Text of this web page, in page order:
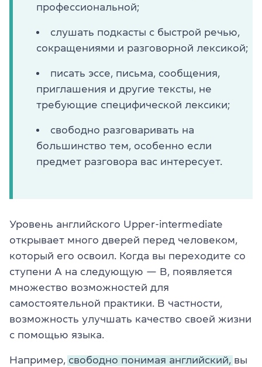
профессиональной;
слушать подкасты с быстрой речью,
сокращениями и разговорной лексикой;
писать эссе, письма, сообщения,
приглашения и другие тексты, не
требующие специфической лексики;
свободно разговаривать на
большинство тем, особенно если
предмет разговора вас интересует.
Уровень английского Upper-intermediate
открывает много дверей перед человеком,
который его освоил. Когда вы переходите со
ступени А на следующую — В, появляется
множество возможностей для
самостоятельной практики. В частности,
возможность улучшать качество своей жизни
с помощью языка.
Например, свободно понимая английский,
вы